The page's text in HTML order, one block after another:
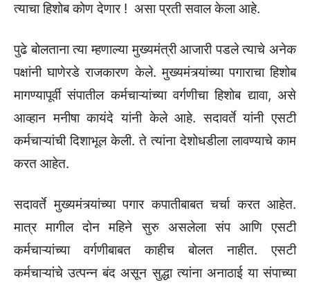
त्याचा हिशोब कोण देणार ! असा प्रती सवाल केला आहे.
पुढे बोलताना त्या म्हणाल्या मुख्यमंत्री आजारी पडले त्याचे अनेक
पक्षांनी घाणेरडे राजकारण केले. मुख्यमंत्र्यांच्या पगाराचा हिशोब
मागण्यापूर्वी संपातील कर्मचाऱ्यांच्या वर्गणीचा हिशोब द्यावा, असे
आव्हान मनीषा कायंदे यांनी केले आहे. सदावर्ते यांनी एसटी
कर्मचाऱ्यांची दिशाभूल केली. ते त्यांना देशोधडीला लावण्याचे काम
करत आहेत.
सदावर्ते मुख्यमंत्र्यांच्या पगार कपातीबाबत चर्चा करत आहेत.
मात्र मागील दोन महिने सुरु असलेला संप आणि एसटी
कर्मचाऱ्यांच्या वर्गणीबाबत काहीच बोलत नाहीत. एसटी
कर्मचाऱ्यांचे उत्पन्न बंद असून सुद्धा त्यांना अनाठाई या संपाच्या